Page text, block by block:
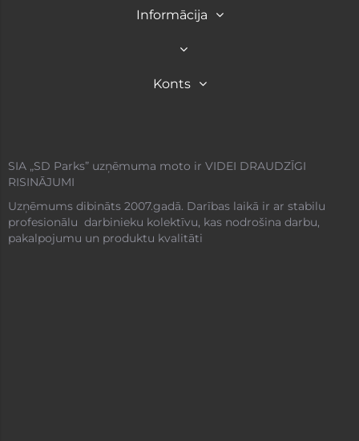
Informācija
Konts
SIA „SD Parks” uzņēmuma moto ir VIDEI DRAUDZĪGI
RISINĀJUMI
Uzņēmums dibināts 2007.gadā. Darības laikā ir ar stabilu
profesionālu darbinieku kolektīvu, kas nodrošina darbu,
pakalpojumu un produktu kvalitāti